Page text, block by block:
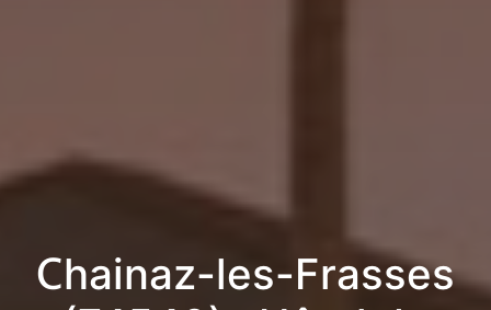
Chainaz-les-Frasses